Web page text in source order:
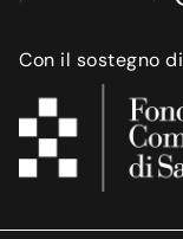
Con il sostegno di